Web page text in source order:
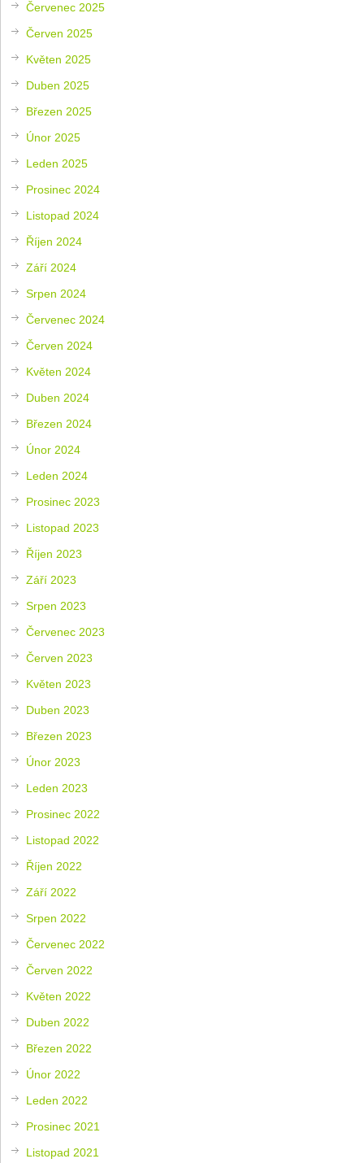
Červenec 2025
Červen 2025
Květen 2025
Duben 2025
Březen 2025
Únor 2025
Leden 2025
Prosinec 2024
Listopad 2024
Říjen 2024
Září 2024
Srpen 2024
Červenec 2024
Červen 2024
Květen 2024
Duben 2024
Březen 2024
Únor 2024
Leden 2024
Prosinec 2023
Listopad 2023
Říjen 2023
Září 2023
Srpen 2023
Červenec 2023
Červen 2023
Květen 2023
Duben 2023
Březen 2023
Únor 2023
Leden 2023
Prosinec 2022
Listopad 2022
Říjen 2022
Září 2022
Srpen 2022
Červenec 2022
Červen 2022
Květen 2022
Duben 2022
Březen 2022
Únor 2022
Leden 2022
Prosinec 2021
Listopad 2021